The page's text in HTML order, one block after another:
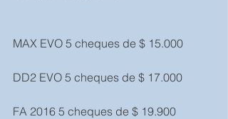
MAX EVO 5 cheques de $ 15.000
DD2 EVO 5 cheques de $ 17.000
FA 2016 5 cheques de $ 19.900